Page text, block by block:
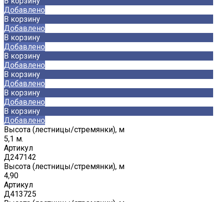
Добавлено
В корзину
Добавлено
В корзину
Добавлено
В корзину
Добавлено
В корзину
Добавлено
В корзину
Добавлено
В корзину
Добавлено
Высота (лестницы/стремянки), м
5,1 м.
Артикул
Д247142
Высота (лестницы/стремянки), м
4,90
Артикул
Д413725